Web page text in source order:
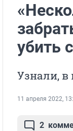
убить
Узнали, в
11 апреля 2022,
2